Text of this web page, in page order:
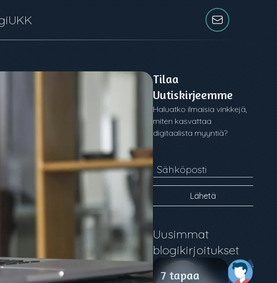
UKK
Tilaa
Uutiskirjeemme
Haluatko ilmaisia vinkkejä,
miten kasvattaa
digitaalista myyntiä?
Sähköposti
Lähetä
Uusimmat
blogikirjoitukset
7 tapaa